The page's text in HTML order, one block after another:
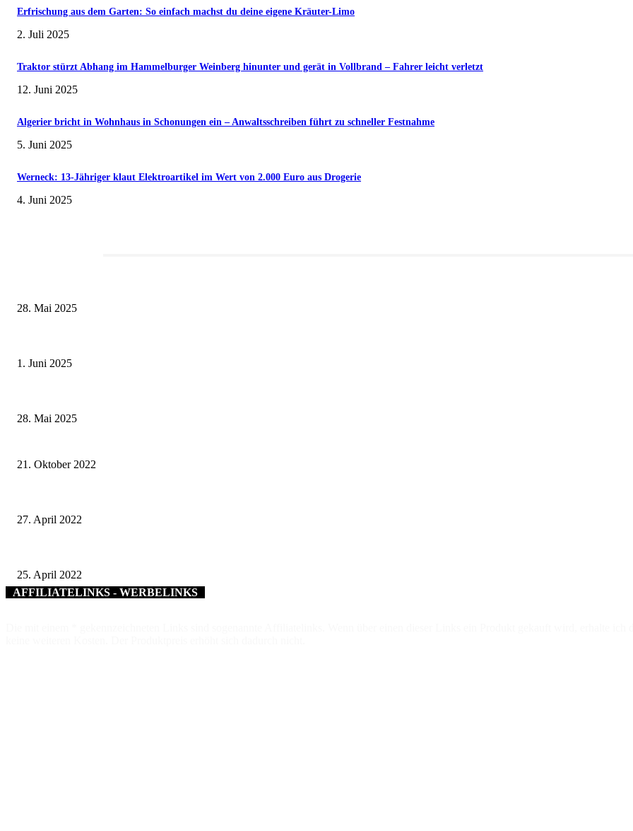
Erfrischung aus dem Garten: So einfach machst du deine eigene Kräuter-Limo
2. Juli 2025
Traktor stürzt Abhang im Hammelburger Weinberg hinunter und gerät in Vollbrand – Fahrer leicht verletzt
12. Juni 2025
Algerier bricht in Wohnhaus in Schonungen ein – Anwaltsschreiben führt zu schneller Festnahme
5. Juni 2025
Werneck: 13-Jähriger klaut Elektroartikel im Wert von 2.000 Euro aus Drogerie
4. Juni 2025
28. Mai 2025
1. Juni 2025
28. Mai 2025
21. Oktober 2022
27. April 2022
25. April 2022
AFFILIATELINKS - WERBELINKS